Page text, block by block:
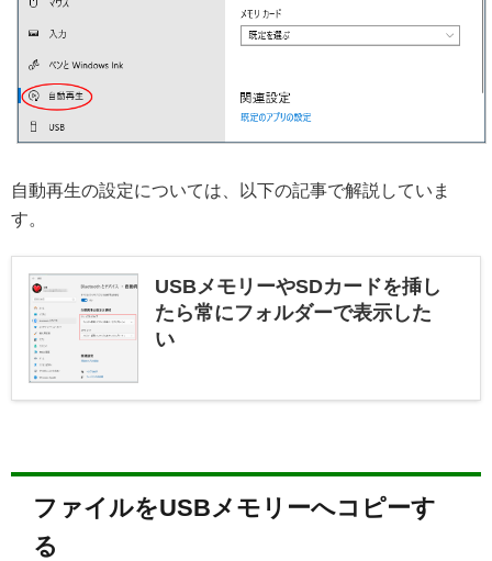
自動再生の設定については、以下の記事で解説していま
す。
USBメモリーやSDカードを挿し
たら常にフォルダーで表示した
い
ファイルをUSBメモリーへコピーす
る